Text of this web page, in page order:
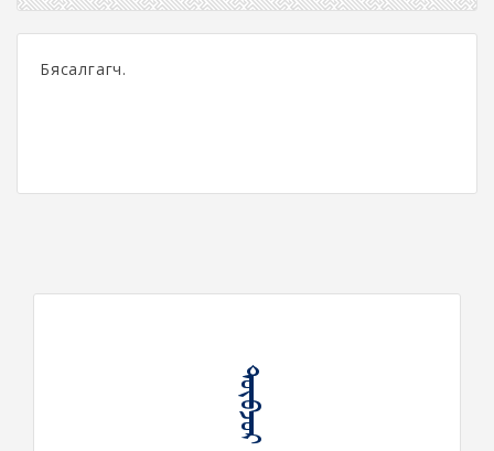
Бясалгагч.
ᠳᠦᠪᠵᠦᠷ